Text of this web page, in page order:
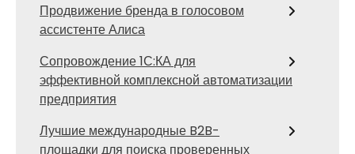
Продвижение бренда в голосовом
ассистенте Алиса
Сопровождение 1С:КА для
эффективной комплексной автоматизации
предприятия
Лучшие международные B2B-
площадки для поиска проверенных